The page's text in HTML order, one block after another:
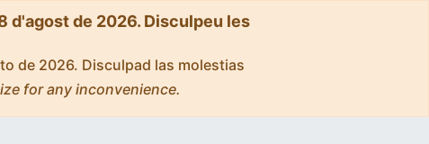
d'agost de 2026. Disculpeu les
de 2026. Disculpad las molestias
for any inconvenience.